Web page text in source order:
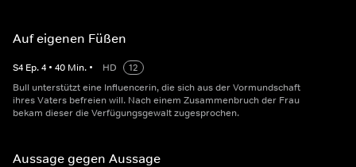
Auf eigenen Füßen
S4 Ep.4 • 40 Min. • HD
12
Bull unterstützt eine Influencerin, die sich aus der Vormundschaft
ihres Vaters befreien will. Nach einem Zusammenbruch der Frau
bekam dieser die Verfügungsgewalt zugesprochen.
Aussage gegen Aussage